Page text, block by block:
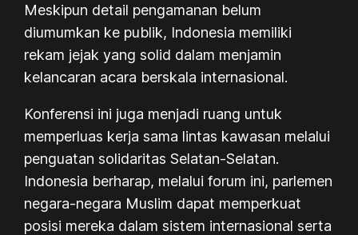
Meskipun detail pengamanan belum
diumumkan ke publik, Indonesia memiliki
rekam jejak yang solid dalam menjamin
kelancaran acara berskala internasional.
Konferensi ini juga menjadi ruang untuk
memperluas kerja sama lintas kawasan melalui
penguatan solidaritas Selatan-Selatan.
Indonesia berharap, melalui forum ini, parlemen
negara-negara Muslim dapat memperkuat
posisi mereka dalam sistem internasional serta